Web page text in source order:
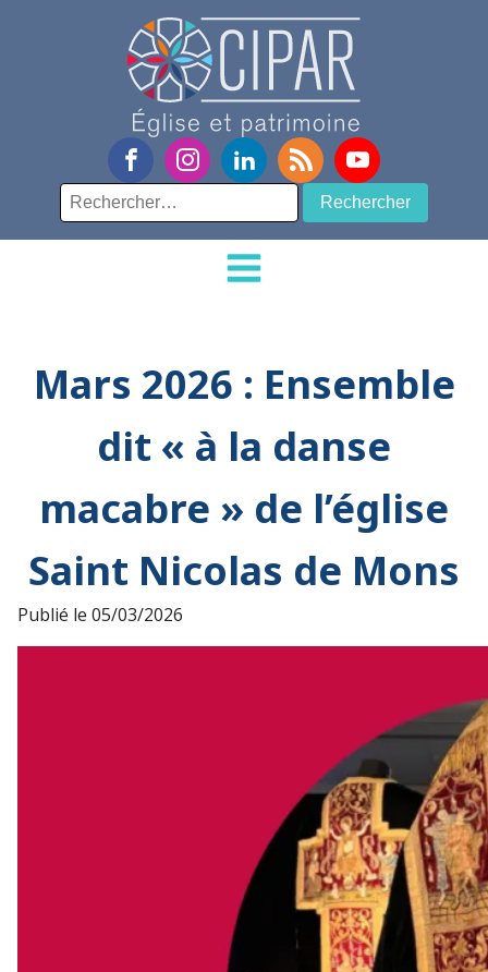
Rechercher :
Mars 2026 : Ensemble
dit « à la danse
macabre » de l’église
Saint Nicolas de Mons
Publié le 05/03/2026